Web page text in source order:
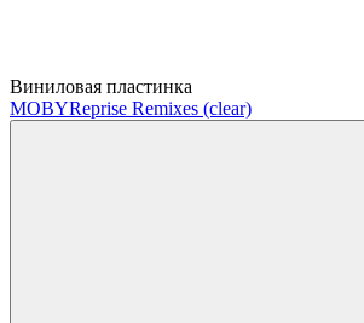
Виниловая пластинка
MOBYReprise Remixes (clear)